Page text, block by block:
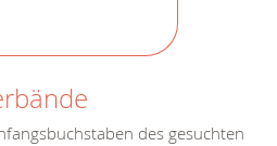
des gesuchten